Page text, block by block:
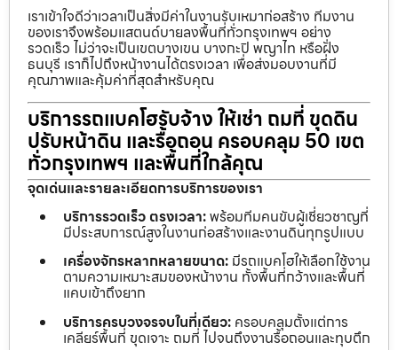
เราเข้าใจดีว่าเวลาเป็นสิ่งมีค่าในงานรับเหมาก่อสร้าง ทีมงาน
ของเราจึงพร้อมแสตนด์บายลงพื้นที่ทั่วกรุงเทพฯ อย่าง
รวดเร็ว ไม่ว่าจะเป็นเขตบางเขน บางกะปิ พญาไท หรือฝั่ง
ธนบุรี เราก็ไปถึงหน้างานได้ตรงเวลา เพื่อส่งมอบงานที่มี
คุณภาพและคุ้มค่าที่สุดสำหรับคุณ
บริการรถแบคโฮรับจ้าง ให้เช่า ถมที่ ขุดดิน
ปรับหน้าดิน และรื้อถอน ครอบคลุม 50 เขต
ทั่วกรุงเทพฯ และพื้นที่ใกล้คุณ
จุดเด่นและรายละเอียดการบริการของเรา
บริการรวดเร็ว ตรงเวลา:พร้อมทีมคนขับผู้เชี่ยวชาญที่
มีประสบการณ์สูงในงานก่อสร้างและงานดินทุกรูปแบบ
เครื่องจักรหลากหลายขนาด: มีรถแบคโฮให้เลือกใช้งาน
ตามความเหมาะสมของหน้างาน ทั้งพื้นที่กว้างและพื้นที่
แคบเข้าถึงยาก
บริการครบวงจรจบในที่เดียว: ครอบคลุมตั้งแต่การ
เคลียร์พื้นที่ ขุดเจาะ ถมที่ ไปจนถึงงานรื้อถอนและทุบตึก